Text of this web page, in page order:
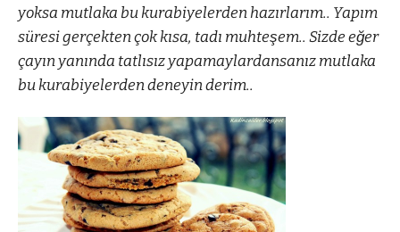
yoksa mutlaka bu kurabiyelerden hazırlarım.. Yapım
süresi gerçekten çok kısa, tadı muhteşem.. Sizde eğer
çayın yanında tatlısız yapamaylardansanız mutlaka
bu kurabiyelerden deneyin derim..